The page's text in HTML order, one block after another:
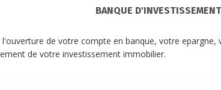
BANQUE D'INVESTISSEMENT
de votre compte en banque, votre
de votre investissement immobilier.